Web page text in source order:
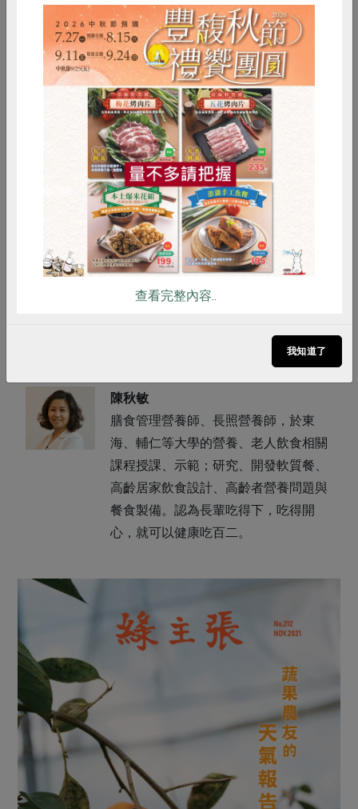
善用工具如肉槌、調理機、壓力鍋。以肉槌槌打肉片，
正、反面，橫向直向都要槌到；或是去除肉片筋膜，再做
醃漬。如果是酸甜口味的菜色，可使用鳳梨，鳳梨的酵素
可軟化肉質，稍微抓醃五至十分鐘即可烹調。燉煮肉類如
小排、腱肉時，則建議使用壓力鍋烹調，視覺效果及軟化
蔬菜洗淨後、莖與葉分別截切，鍋中加入水、鹽、油，水
滾後先煮莖，煮軟後再加入葉一起烹煮。
水果類
水果待熟成一點，較軟再吃，包括如木瓜或香蕉都需要如
陳秋敏
膳食管理營養師、長照營養師，於東
海、輔仁等大學的營養、老人飲食相關
課程授課、示範；研究、開發軟質餐、
高齡居家飲食設計、高齡者營養問題與
餐食製備。認為長輩吃得下，吃得開
心，就可以健康吃百二。
RPET 食譜 減硝酸鹽
雞蛋 食安 共同購買
查看完整內容..
我知道了